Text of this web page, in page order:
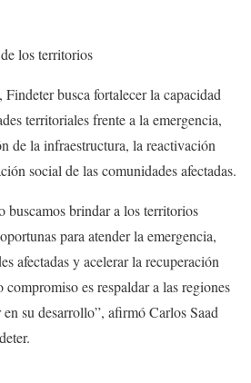
los territorios
busca fortalecer la capacidad
territoriales frente a la emergencia,
de la infraestructura, la reactivación
social de las comunidades afectadas.
buscamos brindar a los territorios
para atender la emergencia,
afectadas y acelerar la recuperación
es respaldar a las regiones
su desarrollo”, afirmóCarlos Saad